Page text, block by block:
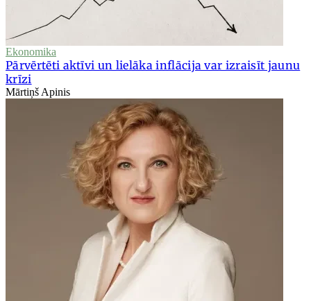
Ekonomika
Pārvērtēti aktīvi un lielāka inflācija var izraisīt jaunu
krīzi
Mārtiņš Apinis